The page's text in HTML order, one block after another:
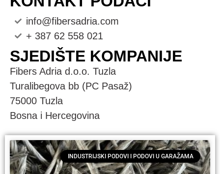
info@fibersadria.com
+ 387 62 558 021
SJEDIŠTE KOMPANIJE
Fibers Adria d.o.o. Tuzla
Turalibegova bb (PC Pasaž)
75000 Tuzla
Bosna i Hercegovina
INDUSTRIJSKI PODOVI I PODOVI U GARAŽAMA